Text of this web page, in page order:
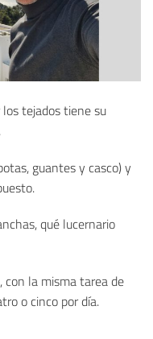
tejados tiene su
guantes y casco) y
qué lucernario
con la misma tarea de
o cinco por día.